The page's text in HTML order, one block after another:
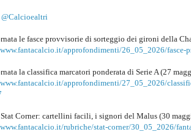
le fasce provvisorie di sorteggio dei gironi della
approfondimenti/26_05_2026/
la classifica marcatori ponderata di Serie A (27
approfondimenti/27_05_2026/
Stat Corner: cartellini facili, i signori del Malus (30
rubriche/stat-corner/30_05_2026/